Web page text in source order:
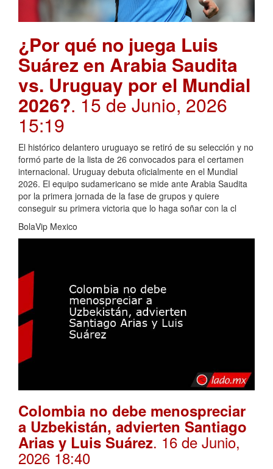
¿Por qué no juega Luis
Suárez en Arabia Saudita
vs. Uruguay por el Mundial
2026?. 15 de Junio, 2026
15:19
El histórico delantero uruguayo se retiró de su selección y no
formó parte de la lista de 26 convocados para el certamen
internacional. Uruguay debuta oficialmente en el Mundial
2026. El equipo sudamericano se mide ante Arabia Saudita
por la primera jornada de la fase de grupos y quiere
conseguir su primera victoria que lo haga soñar con la cl
BolaVip Mexico
Colombia no debe menospreciar
a Uzbekistán, advierten Santiago
Arias y Luis Suárez. 16 de Junio,
2026 18:40